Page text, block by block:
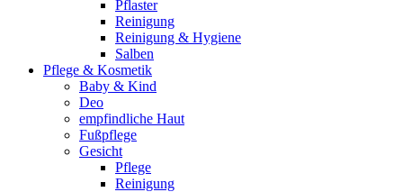
Pflaster
Reinigung
Reinigung & Hygiene
Salben
Pflege & Kosmetik
Baby & Kind
Deo
empfindliche Haut
Fußpflege
Gesicht
Pflege
Reinigung